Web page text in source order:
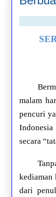
malam
pencuri
secara
kediaman
dari